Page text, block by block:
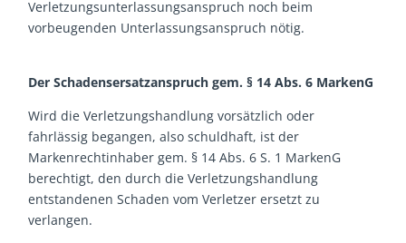
Verletzungsunterlassungsanspruch noch beim
vorbeugenden Unterlassungsanspruch nötig.
Der Schadensersatzanspruch gem. § 14 Abs. 6 MarkenG
Wird die Verletzungshandlung vorsätzlich oder
fahrlässig begangen, also schuldhaft, ist der
Markenrechtinhaber gem. § 14 Abs. 6 S. 1 MarkenG
berechtigt, den durch die Verletzungshandlung
entstandenen Schaden vom Verletzer ersetzt zu
verlangen.